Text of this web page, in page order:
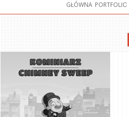
GŁÓWNA PORTFOLIO